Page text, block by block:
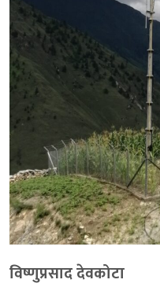
विष्णुप्रसाद देवकोटा